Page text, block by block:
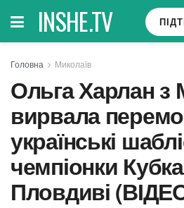
INSHE.TV
Головна Миколаїв
Ольга Харлан з
вирвала
українські
чемпіонки
Пловдиві